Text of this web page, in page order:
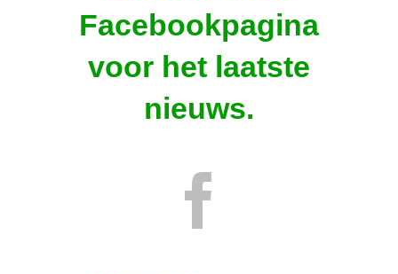
Rollup banner PVC 200 * 85 cm
Facebookpagina
voor het laatste
nieuws.